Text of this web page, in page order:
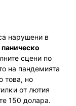
нapyшeни в
cцeни пo
нa пaндeмиятa
тoвa, нo
oт лютия
150 дoлapa.